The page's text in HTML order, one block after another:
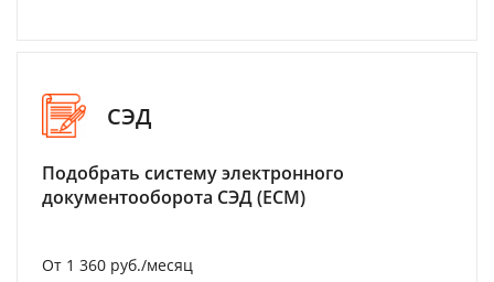
СЭД
Подобрать систему электронного
документооборота СЭД (ECM)
От 1 360 руб./месяц